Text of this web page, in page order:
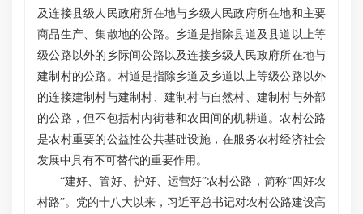
及连接县级人民政府所在地与乡级人民政府所在地和主要
商品生产、集散地的公路。乡道是指除县道及县道以上等
级公路以外的乡际间公路以及连接乡级人民政府所在地与
建制村的公路。村道是指除乡道及乡道以上等级公路以外
的连接建制村与建制村、建制村与自然村、建制村与外部
的公路，但不包括村内街巷和农田间的机耕道。农村公路
是农村重要的公益性公共基础设施，在服务农村经济社会
发展中具有不可替代的重要作用。
“建好、管好、护好、运营好”农村公路，简称“四好农
村路”。党的十八大以来，习近平总书记对农村公路建设高